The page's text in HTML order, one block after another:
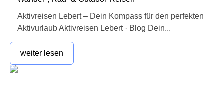
Aktivreisen Lebert – Dein Kompass für den perfekten
Aktivurlaub Aktivreisen Lebert · Blog Dein...
weiter lesen